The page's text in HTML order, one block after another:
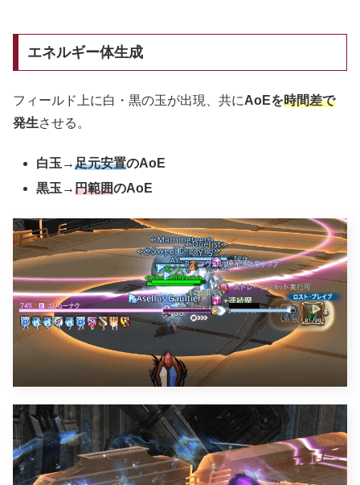
エネルギー体生成
フィールド上に白・黒の玉が出現、共にAoEを時間差で
発生させる。
白玉→足元安置のAoE
黒玉→円範囲のAoE